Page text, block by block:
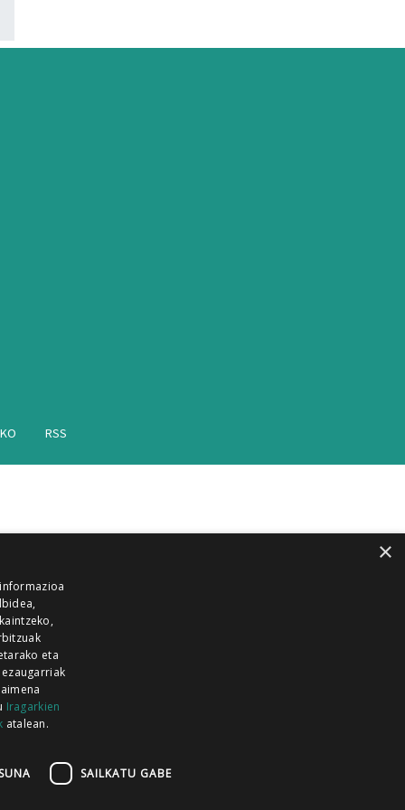
RSS
GUKA
GUKA ZUMAIA GUKA
×
eta
Iragarkien
atalean.
SAILKATU GABE